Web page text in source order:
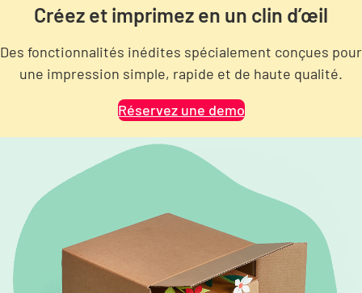
Créez et imprimez en un clin d’œil
Des fonctionnalités inédites spécialement conçues pour
une impression simple, rapide et de haute qualité.
Réservez une demo